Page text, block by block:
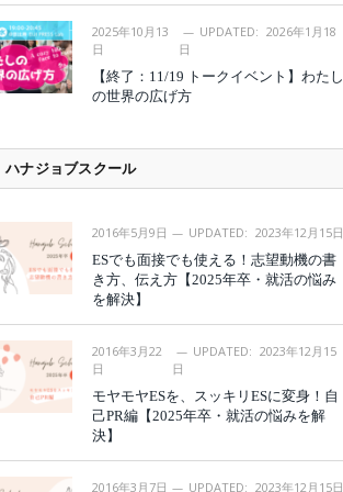
2025年10月13
日
UPDATED: 2026年1月18
日
【終了：11/19 トークイベント】わたし
の世界の広げ方
ハナジョブスクール
2016年5月9日 UPDATED: 2023年12月15日
ESでも面接でも使える！志望動機の書
き方、伝え方【2025年卒・就活の悩み
を解決】
2016年3月22
日
UPDATED: 2023年12月15
日
モヤモヤESを、スッキリESに変身！自
己PR編【2025年卒・就活の悩みを解
決】
2016年3月7日 UPDATED: 2023年12月15日